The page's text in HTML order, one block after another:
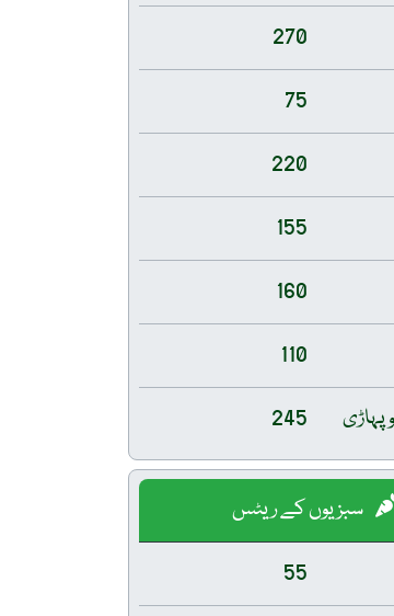
270
75
220
155
160
110
پہاڑی
245
سبزیوں کے ریٹس
55